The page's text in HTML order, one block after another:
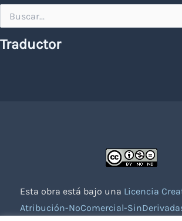
por:
Traductor
Esta obra está bajo una Licencia
Atribución-NoComercial-